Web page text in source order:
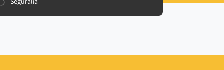
Seguralia